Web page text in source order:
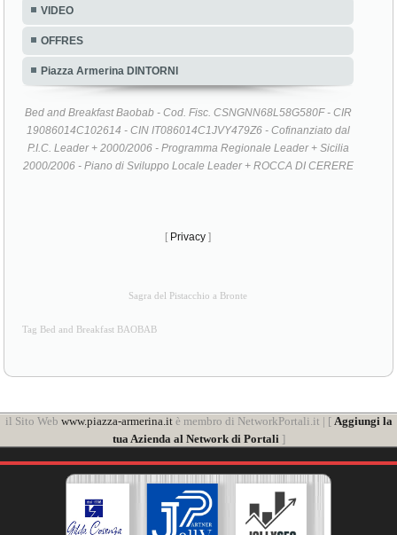
VIDEO
OFFRES
Piazza Armerina DINTORNI
Bed and Breakfast Baobab - Cod. Fisc. CSNGNN68L58G580F - CIR
19086014C102614 - CIN IT086014C1JVY479Z6 - Cofinanziato dal
P.I.C. Leader + 2000/2006 - Programma Regionale Leader + Sicilia
2000/2006 - Piano di Sviluppo Locale Leader + ROCCA DI CERERE
[ Privacy ]
Sagra del Pistacchio a Bronte
Tag Bed and Breakfast BAOBAB
il Sito Web www.piazza-armerina.itè membro di NetworkPortali.it | [ Aggiungi la
tua Azienda al Network di Portali ]